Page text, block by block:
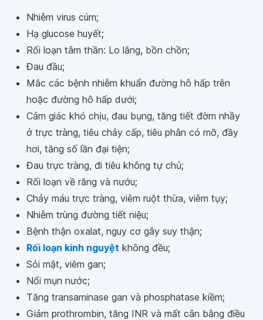
Nhiễm virus cúm;
Hạ glucose huyết;
Rối loạn tâm thần: Lo lắng, bồn chồn;
Đau đầu;
Mắc các bệnh nhiễm khuẩn đường hô hấp trên
hoặc đường hô hấp dưới;
Cảm giác khó chịu, đau bụng, tăng tiết đờm nhầy
ở trực tràng, tiêu chảy cấp, tiêu phân có mỡ, đầy
hơi, tăng số lần đại tiện;
Đau trực tràng, đi tiêu không tự chủ;
Rối loạn về răng và nướu;
Chảy máu trực tràng, viêm ruột thừa, viêm tụy;
Nhiễm trùng đường tiết niệu;
Bệnh thận oxalat, nguy cơ gây suy thận;
Rối loạn kinh nguyệt không đều;
Sỏi mật, viêm gan;
Nổi mụn nước;
Tăng transaminase gan và phosphatase kiềm;
Giảm prothrombin, tăng INR và mất cân bằng điều